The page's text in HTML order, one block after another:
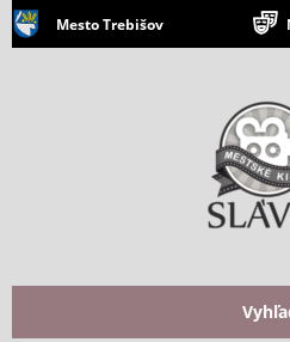
Mesto Trebišov